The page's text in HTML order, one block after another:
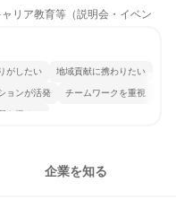
リア教育等（説明会・イベン
がしたい 地域貢献に携わりたい
ョンが活発 チームワークを重視
を極める
企業を知る